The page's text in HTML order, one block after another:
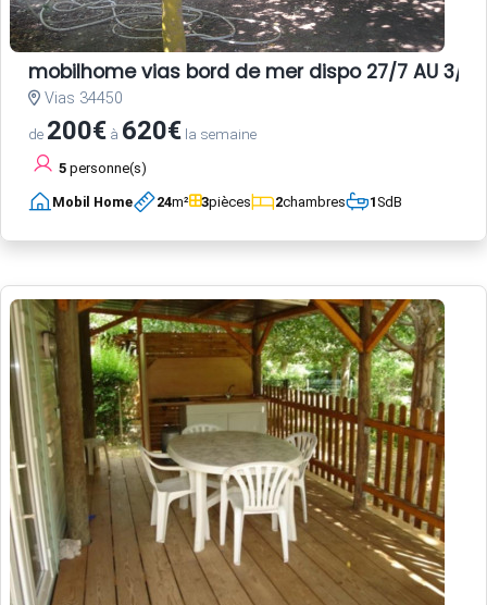
mobilhome vias bord de mer dispo 27/7 AU 3/8
Vias 34450
de 200€ à 620€ la semaine
5 personne(s)
Mobil Home 24m² 3pièces 2chambres 1SdB